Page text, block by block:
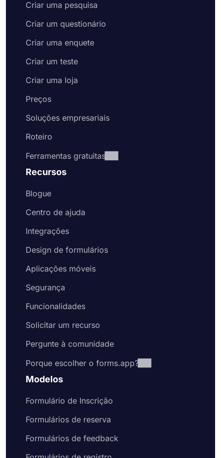
Criar uma pesquisa
Criar um questionário
Criar uma enquete
Criar um teste
Criar uma loja
Preços
Soluções empresariais
Roteiro
Ferramentas gratuitas
Recursos
Blogue
Centro de ajuda
Integrações
Design de formulários
Aplicações móveis
Segurança
Funcionalidades
Solicitar um recurso
Pergunte à comunidade
Porque escolher o forms.app?
Modelos
Formulário de Inscrição
Formulários de reserva
Formulários de feedback